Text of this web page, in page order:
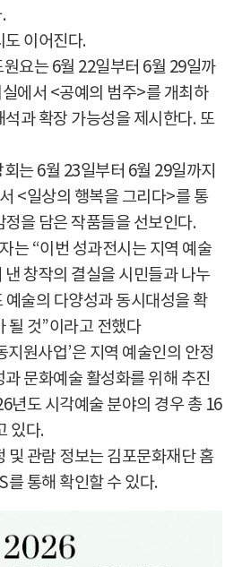
.
도 이어진다.
원요는6월 22일부터 6월 29일까
에서 <공예의 범주>를 개최하
석과 확장 가능성을 제시한다. 또
회는6월 23일부터 6월 29일까지
<일상의 행복을 그리다>를 통
정을 담은 작품들을 선보인다.
는“이번 성과전시는 지역 예술
낸 창작의 결실을 시민들과 나누
예술의 다양성과 동시대성을 확
될 것”이라고 전했다
지원사업’은 지역 예술인의 안정
문화예술 활성화를 위해 추진
년도 시각예술 분야의 경우 총 16
있다.
및 관람 정보는 김포문화재단 홈
를 통해 확인할 수 있다.